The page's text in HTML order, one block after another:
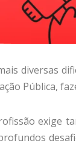
diversas
Pública,
exige